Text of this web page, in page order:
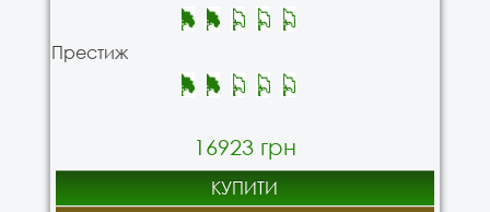
Престиж
16923 грн
КУПИТИ